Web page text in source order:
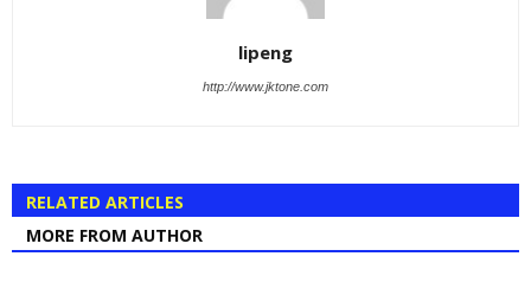
lipeng
http://www.jktone.com
RELATED ARTICLES
MORE FROM AUTHOR